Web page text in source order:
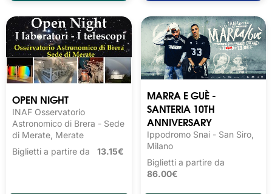
OPEN NIGHT
INAF Osservatorio
Astronomico di Brera - Sede
di Merate, Merate
Biglietti a partire da 13.15€
MARRA E GUÈ -
SANTERIA 10TH
ANNIVERSARY
Ippodromo Snai - San Siro,
Milano
Biglietti a partire da
86.00€